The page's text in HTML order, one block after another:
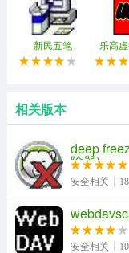
由其属性来定义其
新民五笔
乐高
相关版本
deep
除器)
安全相关
安全相关